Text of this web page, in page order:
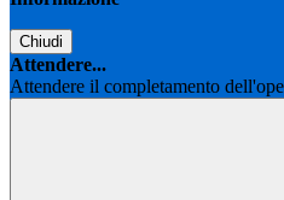
Chiudi
Attendere...
Attendere il completamento